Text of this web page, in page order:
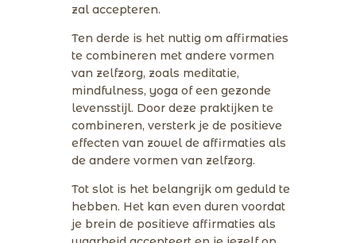
zal accepteren.
Ten derde is het nuttig om affirmaties
te combineren met andere vormen
van zelfzorg, zoals meditatie,
mindfulness, yoga of een gezonde
levensstijl. Door deze praktijken te
combineren, versterk je de positieve
effecten van zowel de affirmaties als
de andere vormen van zelfzorg.
Tot slot is het belangrijk om geduld te
hebben. Het kan even duren voordat
je brein de positieve affirmaties als